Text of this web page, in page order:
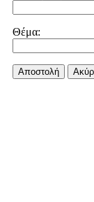
Θέμα:
Αποστολή